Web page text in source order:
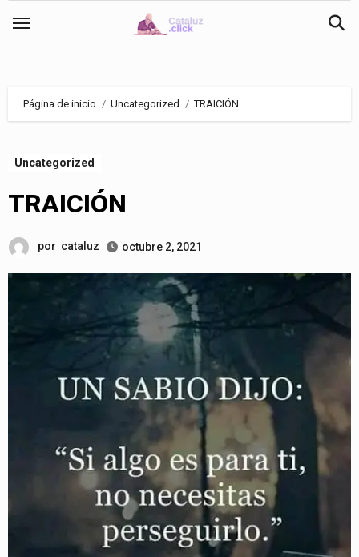
Página de inicio Uncategorized TRAICIÓN
Uncategorized
TRAICIÓN
por cataluz octubre 2, 2021